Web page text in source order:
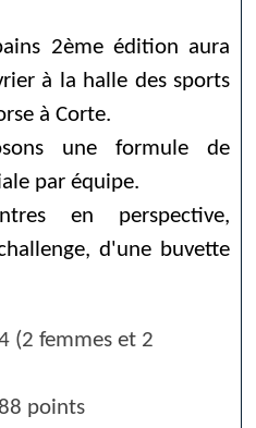
2ème édition aura
à la halle des sports
à Corte.
une formule de
par équipe.
en perspective,
d'une buvette
(2 femmes et 2
points